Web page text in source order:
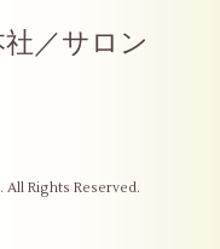
／サロン
. All Rights Reserved.